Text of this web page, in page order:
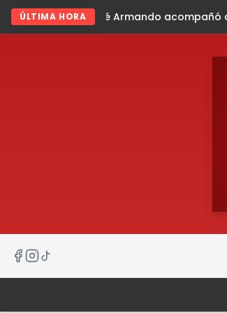
ÚLTIMA HORA
acompañó al gobernador en gira de